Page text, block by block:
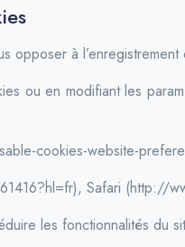
opposer à
ou en modifiant les
cookies-website-
Safari (http://
les fonctionnalités du